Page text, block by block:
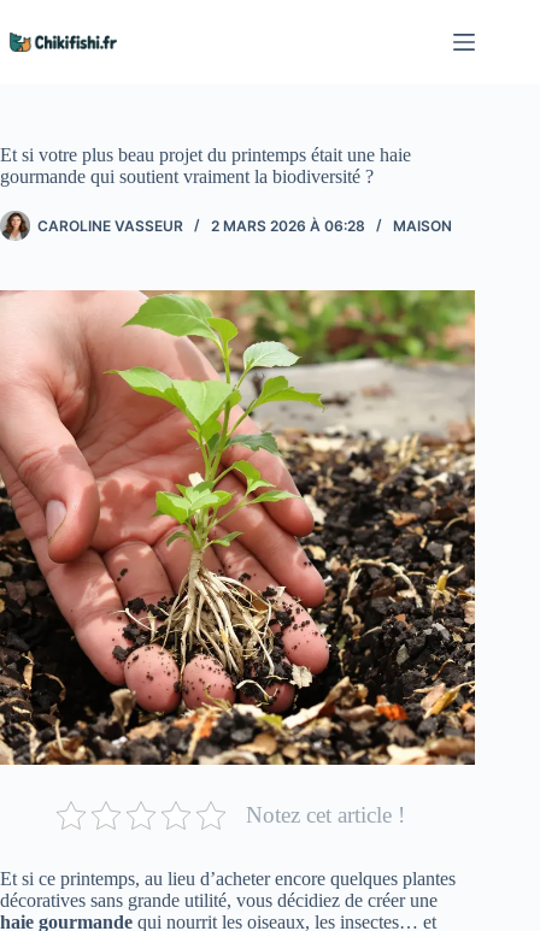
au
contenu
Et si votre plus beau projet du printemps était une haie
gourmande qui soutient vraiment la biodiversité ?
CAROLINE VASSEUR 2 MARS 2026 À 06:28 MAISON
Notez cet article !
Et si ce printemps, au lieu d’acheter encore quelques plantes
décoratives sans grande utilité, vous décidiez de créer une
haie gourmande qui nourrit les oiseaux, les insectes… et